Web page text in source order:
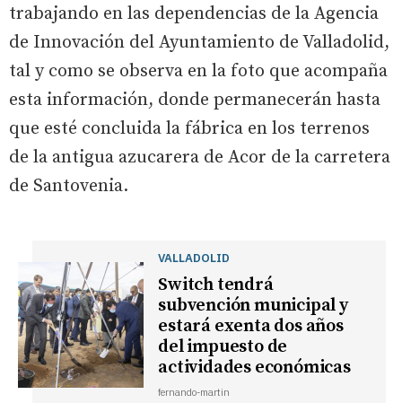
trabajando en las dependencias de la Agencia
de Innovación del Ayuntamiento de Valladolid,
tal y como se observa en la foto que acompaña
esta información, donde permanecerán hasta
que esté concluida la fábrica en los terrenos
de la antigua azucarera de Acor de la carretera
de Santovenia.
VALLADOLID
Switch tendrá
subvención municipal y
estará exenta dos años
del impuesto de
actividades económicas
fernando-martin